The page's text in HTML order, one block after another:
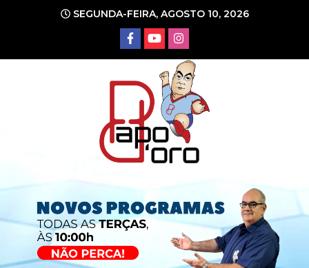
conteúdo
SEGUNDA-FEIRA, AGOSTO 10, 2026